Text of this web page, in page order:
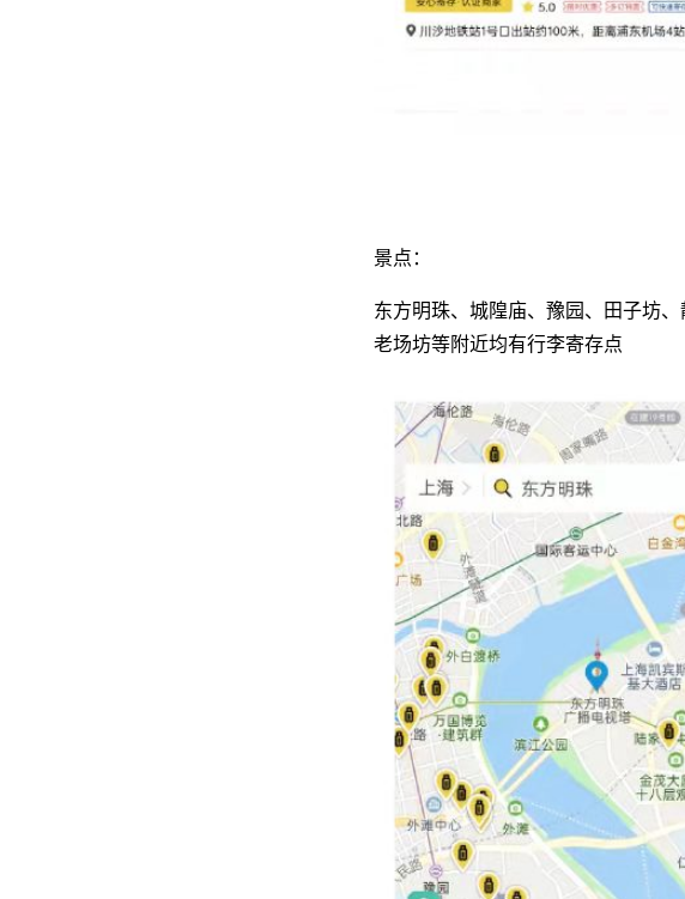
景点：
东方明珠、城隍庙、豫园、田子坊
老场坊等附近均有行李寄存点